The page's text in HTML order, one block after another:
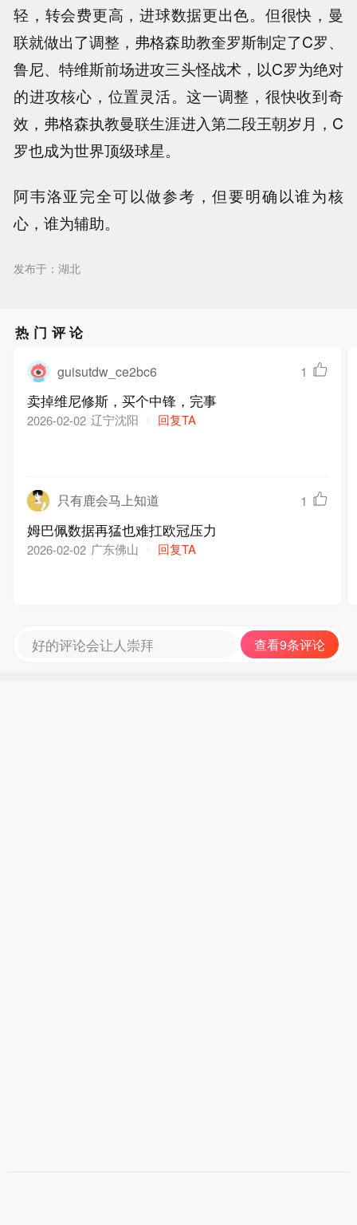
轻，转会费更高，进球数据更出色。但很快，曼
联就做出了调整，弗格森助教奎罗斯制定了C罗、
鲁尼、特维斯前场进攻三头怪战术，以C罗为绝对
的进攻核心，位置灵活。这一调整，很快收到奇
效，弗格森执教曼联生涯进入第二段王朝岁月，C
罗也成为世界顶级球星。
阿韦洛亚完全可以做参考，但要明确以谁为核
心，谁为辅助。
发布于：湖北
热门评论
guisutdw_ce2bc6 1
卖掉维尼修斯，买个中锋，完事
2026-02-02 辽宁沈阳 回复TA
只有鹿会马上知道 1
姆巴佩数据再猛也难扛欧冠压力
2026-02-02 广东佛山 回复TA
好的评论会让人崇拜 查看9条评论